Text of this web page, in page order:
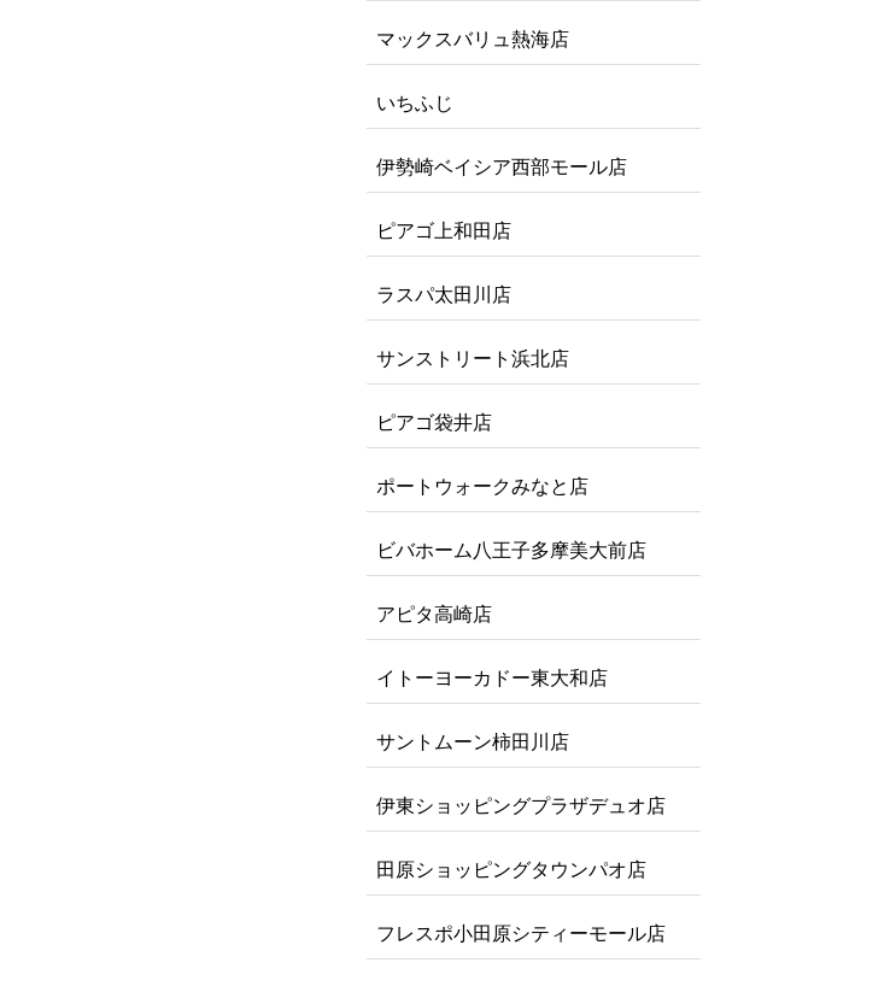
マックスバリュ熱海店
いちふじ
伊勢崎ベイシア西部モール店
ピアゴ上和田店
ラスパ太田川店
サンストリート浜北店
ピアゴ袋井店
ポートウォークみなと店
ビバホーム八王子多摩美大前店
アピタ高崎店
イトーヨーカドー東大和店
サントムーン柿田川店
伊東ショッピングプラザデュオ店
田原ショッピングタウンパオ店
フレスポ小田原シティーモール店